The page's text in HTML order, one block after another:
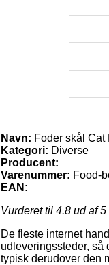
Navn: Foder skål Cat
Kategori: Diverse
Producent:
Varenummer: Food-
EAN:
Vurderet til 4.8 ud af 5
De fleste internet
udleveringssteder, så
typisk derudover den